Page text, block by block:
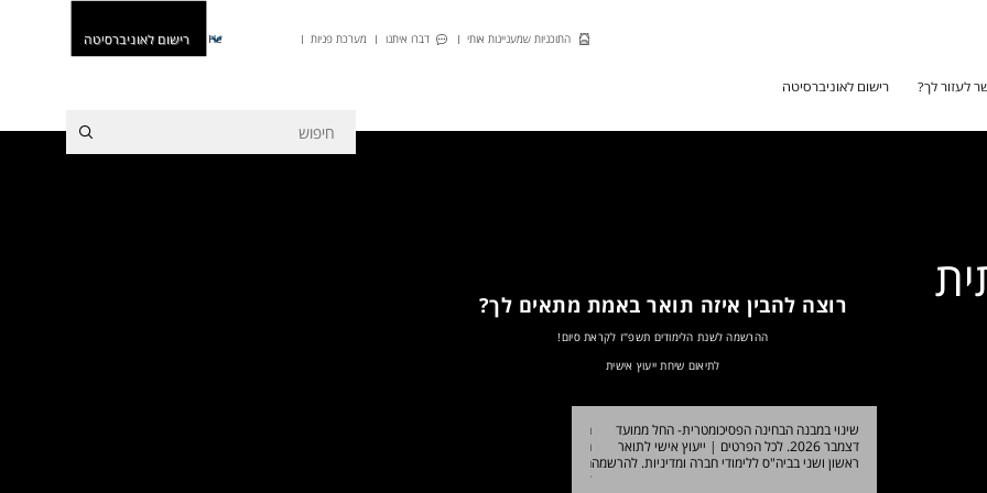
התוכניות שמעניינות אותי דברו איתנו מערכת פניות He רישום לאוניברסיטה
לעזור לך? רישום לאוניברסיטה
חדש! תואר ראשון במסלול חד-חוגי בתוכנית
הרב-תחומית במדעי הרוח. לכל הפרטים
הרישום לכל תוכניות הלימוד >>
ללימודים? כל המידע מה שצריך לדעת
שינוי במבנה הבחינה הפסיכומטרית- החל ממועד
דצמבר 2026. לכל הפרטים
| ייעוץ אישי לתואר
ראשון ושני בביה"ס ללימודי חברה ומדיניות. להרשמה
רוצה להבין איזה תואר באמת מתאים לך?
ההרשמה לשנת הלימודים תשפ"ז לקראת סיום!
לתיאום שיחת ייעוץ אישית